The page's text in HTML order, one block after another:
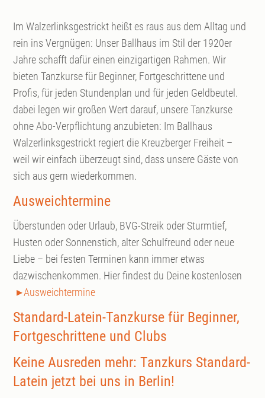
Im Walzerlinksgestrickt heißt es raus aus dem Alltag und
rein ins Vergnügen: Unser Ballhaus im Stil der 1920er
Jahre schafft dafür einen einzigartigen Rahmen. Wir
bieten Tanzkurse für Beginner, Fortgeschrittene und
Profis, für jeden Stundenplan und für jeden Geldbeutel.
dabei legen wir großen Wert darauf, unsere Tanzkurse
ohne Abo-Verpflichtung anzubieten: Im Ballhaus
Walzerlinksgestrickt regiert die Kreuzberger Freiheit –
weil wir einfach überzeugt sind, dass unsere Gäste von
sich aus gern wiederkommen.
Ausweichtermine
Überstunden oder Urlaub, BVG-Streik oder Sturmtief,
Husten oder Sonnenstich, alter Schulfreund oder neue
Liebe – bei festen Terminen kann immer etwas
dazwischenkommen. Hier findest du Deine kostenlosen
Ausweichtermine
Standard-Latein-Tanzkurse für Beginner,
Fortgeschrittene und Clubs
Keine Ausreden mehr: Tanzkurs Standard-
Latein jetzt bei uns in Berlin!